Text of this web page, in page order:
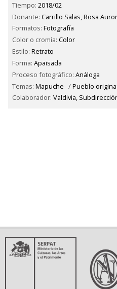
Tiempo: 2018/02
Donante: Carrillo Salas, Rosa
Formatos: Fotografía
Color o cromía: Color
Estilo: Retrato
Forma: Apaisada
Proceso fotográfico: Análoga
Temas: Mapuche /Pueblo
Colaborador: Valdivia,